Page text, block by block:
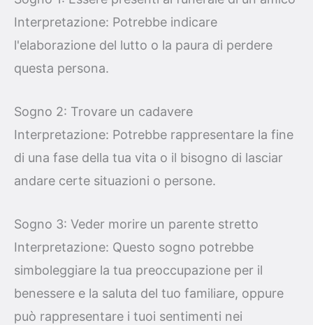
Interpretazione: Potrebbe indicare
l'elaborazione del lutto o la paura di perdere
questa persona.
Sogno 2: Trovare un cadavere
Interpretazione: Potrebbe rappresentare la fine
di una fase della tua vita o il bisogno di lasciar
andare certe situazioni o persone.
Sogno 3: Veder morire un parente stretto
Interpretazione: Questo sogno potrebbe
simboleggiare la tua preoccupazione per il
benessere e la saluta del tuo familiare, oppure
può rappresentare i tuoi sentimenti nei